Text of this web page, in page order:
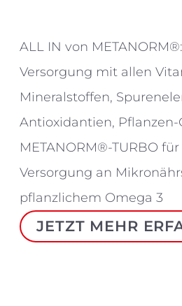
ALL IN von
Versorgung mit allen
Mineralstoffen,
Antioxidantien,
METANORM®-TURBO
Versorgung an
pflanzlichem Omega 3
JETZT MEHR